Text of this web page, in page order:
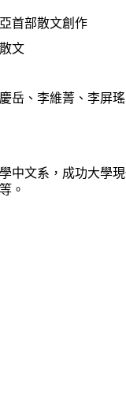
首部散文創作
文
、李維菁、李屏
文系，成功大學
。